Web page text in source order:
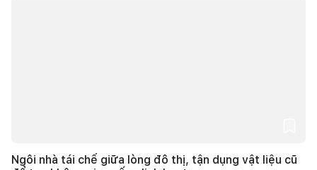
Ngôi nhà tái chế giữa lòng đô thị, tận dụng vật liệu cũ